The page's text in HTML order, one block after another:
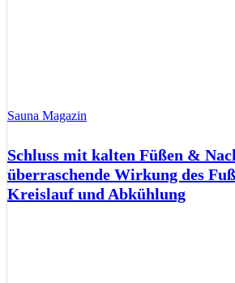
Sauna Magazin
Schluss mit kalten Füßen &
überraschende Wirkung des
Kreislauf und Abkühlung